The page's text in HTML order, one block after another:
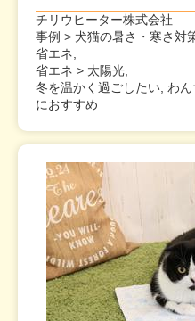
チリウヒーター株式会社
事例 > 犬猫の暑さ・寒さ対
省エネ,
省エネ > 太陽光,
冬を温かく過ごしたい, わ
におすすめ